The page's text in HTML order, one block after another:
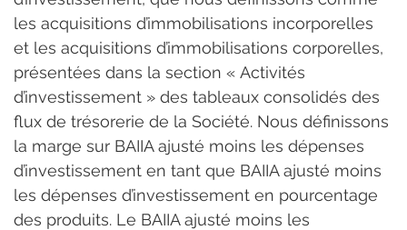
les acquisitions d’immobilisations incorporelles
et les acquisitions d’immobilisations corporelles,
présentées dans la section « Activités
d’investissement » des tableaux consolidés des
flux de trésorerie de la Société. Nous définissons
la marge sur BAIIA ajusté moins les dépenses
d’investissement en tant que BAIIA ajusté moins
les dépenses d’investissement en pourcentage
des produits. Le BAIIA ajusté moins les